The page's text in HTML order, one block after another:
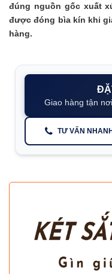
đúng nguồn gốc xuất
được đóng bìa kín khi
hàng.
Giao hàng tận
TƯ VẤN NHANH